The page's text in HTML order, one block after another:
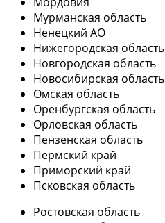
Мурманская область
Ненецкий АО
Нижегородская область
Новгородская область
Новосибирская область
Омская область
Оренбургская область
Орловская область
Пензенская область
Пермский край
Приморский край
Псковская область
Ростовская область